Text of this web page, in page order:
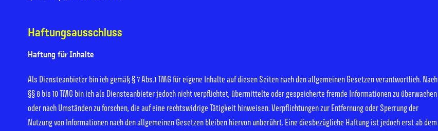
Haftungsausschluss
Haftung für Inhalte
Als Diensteanbieter bin ich gemäß § 7 Abs.1 TMG für eigene Inhalte auf diesen Seiten nach den allgemeinen Gesetzen verantwortlich. Nach
§§ 8 bis 10 TMG bin ich als Diensteanbieter jedoch nicht verpflichtet, übermittelte oder gespeicherte fremde Informationen zu überwachen
oder nach Umständen zu forschen, die auf eine rechtswidrige Tätigkeit hinweisen. Verpflichtungen zur Entfernung oder Sperrung der
Nutzung von Informationen nach den allgemeinen Gesetzen bleiben hiervon unberührt. Eine diesbezügliche Haftung ist jedoch erst ab dem